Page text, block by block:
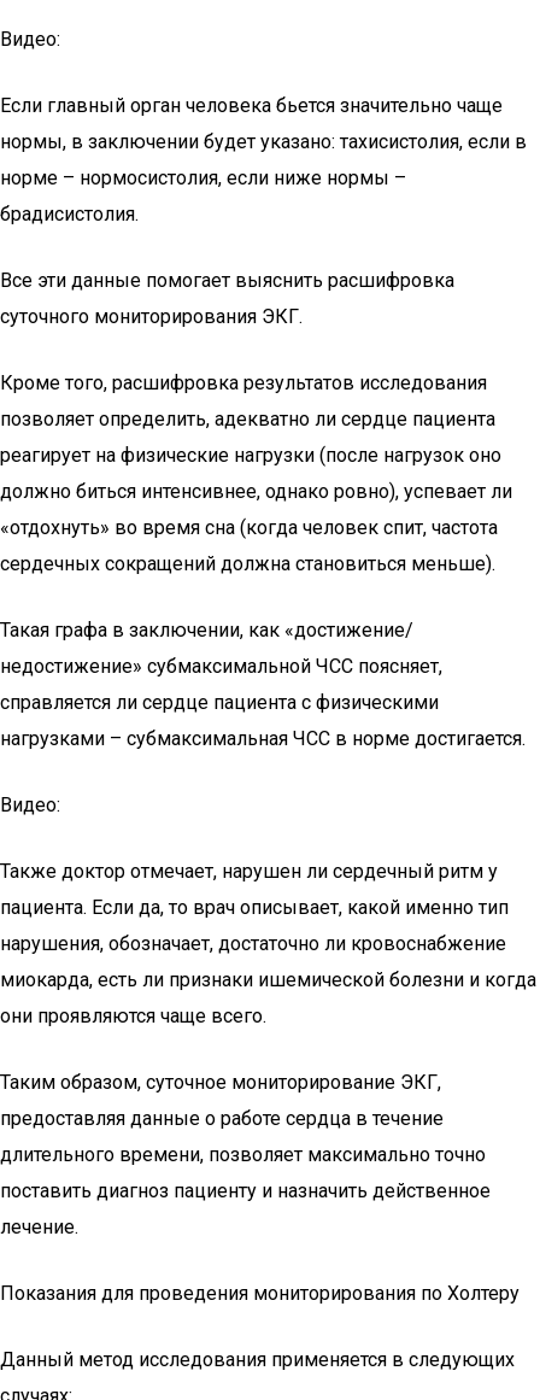
Видео:
Если главный орган человека бьется значительно чаще
нормы, в заключении будет указано: тахисистолия, если в
норме – нормосистолия, если ниже нормы –
брадисистолия.
Все эти данные помогает выяснить расшифровка
суточного мониторирования ЭКГ.
Кроме того, расшифровка результатов исследования
позволяет определить, адекватно ли сердце пациента
реагирует на физические нагрузки (после нагрузок оно
должно биться интенсивнее, однако ровно), успевает ли
«отдохнуть» во время сна (когда человек спит, частота
сердечных сокращений должна становиться меньше).
Такая графа в заключении, как «достижение/
недостижение» субмаксимальной ЧСС поясняет,
справляется ли сердце пациента с физическими
нагрузками – субмаксимальная ЧСС в норме достигается.
Видео:
Также доктор отмечает, нарушен ли сердечный ритм у
пациента. Если да, то врач описывает, какой именно тип
нарушения, обозначает, достаточно ли кровоснабжение
миокарда, есть ли признаки ишемической болезни и когда
они проявляются чаще всего.
Таким образом, суточное мониторирование ЭКГ,
предоставляя данные о работе сердца в течение
длительного времени, позволяет максимально точно
поставить диагноз пациенту и назначить действенное
лечение.
Показания для проведения мониторирования по Холтеру
Данный метод исследования применяется в следующих